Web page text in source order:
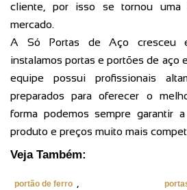
cliente, por isso se tornou uma
mercado.
A Só Portas de Aço cresceu
instalamos portas e portões de aço
equipe possui profissionais
preparados para oferecer o
forma podemos sempre garantir
produto e preços muito mais
Veja Também:
portão de ferro